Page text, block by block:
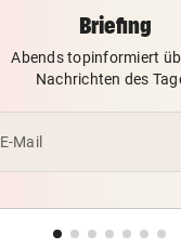
Briefing
Abends topinformiert
Nachrichten des
E-Mail